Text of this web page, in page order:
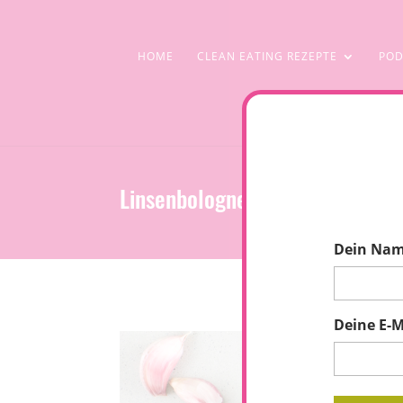
HOME CLEAN EATING REZEPTE
Linsenbolognese mit Pasta
Dein
Deine E-